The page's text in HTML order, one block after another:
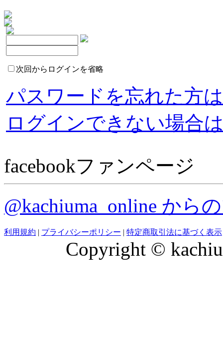
幕！【第1回福島競馬イ
推し馬と、桜の下で会
幕！【第1回福島競馬イ
テイエムトッキュウが
トッキュウ（牡8歳 栗
前浅屈腱炎が判明しま
馬場情報 3月27日（金
（UAEダービー・アル
ールデンシャヒーン）
2026ドバイワールドカ
（UAEダービー・アル
ールデンシャヒーン）
開催競馬場・今日の出
28日（土曜））
第3回中山第1日、第2回
次回からログインを省略
パスワードを忘れた方
ログインできない場合
facebookファンページ
@kachiuma_online から
利用規約 | プライバシーポリシー | 特定商取引法に基づく表示
Copyright ©